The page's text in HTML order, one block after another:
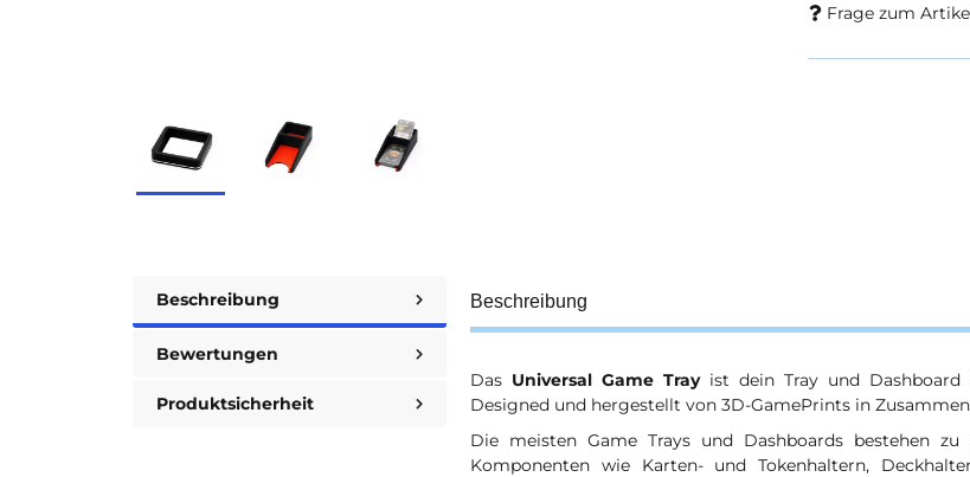
Frage zum
Beschreibung
Bewertungen
Produktsicherheit
Beschreibung
Das Universal Game Trayist dein Tray und Dashboard
Designed und hergestellt von 3D-GamePrints in
Die meisten Game Trays und Dashboards bestehen zu
Komponenten wie Karten- und Tokenhaltern,